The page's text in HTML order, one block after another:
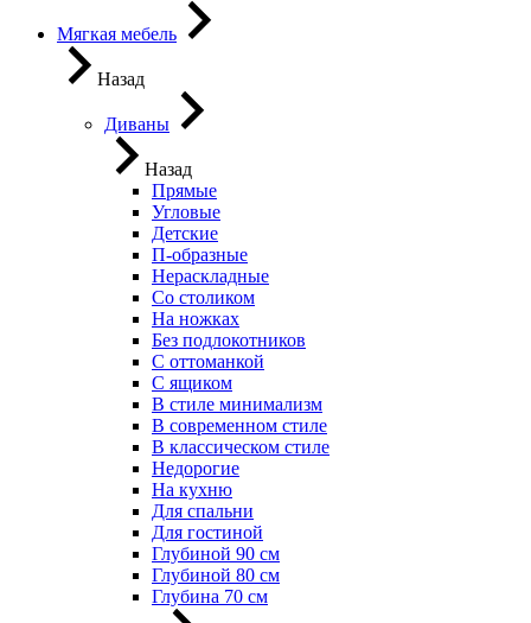
Мягкая мебель
Назад
Диваны
Назад
Прямые
Угловые
Детские
П-образные
Нераскладные
Со столиком
На ножках
Без подлокотников
С оттоманкой
С ящиком
В стиле минимализм
В современном стиле
В классическом стиле
Недорогие
На кухню
Для спальни
Для гостиной
Глубиной 90 см
Глубиной 80 см
Глубина 70 см